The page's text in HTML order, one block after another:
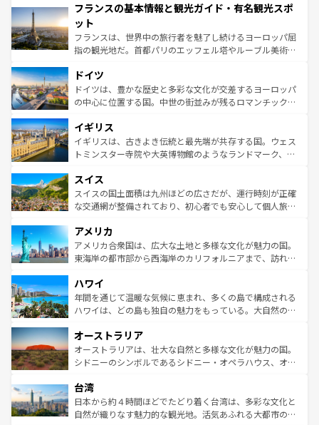
ませてくれるイタリアで、忘れられない旅をしてみよう！
なお、新着のイタリア情報は
しい。
文化が根付くこの国では、情熱的なフラメンコ、熱気あふ
れる闘牛、そして美味しいタパスが生活の一部となってい
る。首都マドリードの洗練された雰囲気や、バルセロナの
アートに溢れた街角から、地方では古代ローマ遺跡や中世
せる。地方によって風土や気候が異なるスペインはその個
性で訪れる人を魅了する。 なお、新着のスペイン情報は コ
ンテンツ一覧を参照してほしい。
フランスの基本情報と観光ガイド・有名観光スポ
ット
フランスは、世界中の旅行者を魅了し続けるヨーロッパ屈
指の観光地だ。首都パリのエッフェル塔やルーブル美術館
で、幅広い魅力が詰まっている。華麗な宮殿、歴史的な大
聖堂、美しいビーチ、そして豊かな自然が、訪れる者を心
から魅了する。また、フランスは美食の国としても知ら
いる。シャンパンの発祥地であるランス、プロヴァンスの
香り高いラベンダー畑など、多彩な楽しみ方が可能だ。さ
らに、パリ以外の地域にも魅力が溢れており、どの街角に
れる地方に足を運ぶとそれぞれで全く異なる文化を体験で
きるだろう。 なお、新着のフランス情報はコンテンツ一覧
を参照してほしい。
ドイツ
ドイツは、豊かな歴史と多彩な文化が交差するヨーロッパ
の中心に位置する国。中世の街並みが残るロマンチック街
顔を持つこの国は、どこを歩いても飽きることがない。ベ
ルリンの文化的活気、バイエルン州のアルプスの絶景、そ
してライン川沿いのワイン畑といった風景は必見。ビール
は、お酒好きな人にはぜひ体験してほしい。 なお、新着の
ドイツ情報はコンテンツ一覧を参照してほしい。
イギリス
イギリスは、古きよき伝統と最先端が共存する国。ウェス
トミンスター寺院や大英博物館のようなランドマーク、歴
リアごとに異なる魅力がある。また、優雅なアフタヌーン
ティー、ビール好きにはたまらない英国パブ、サッカー観
戦など、本場だからこそできる体験も豊富。イギリスを旅
ンツ一覧を参照してほしい。
スイス
スイスの国土面積は九州ほどの広さだが、運行時刻が正確
な交通網が整備されており、初心者でも安心して個人旅行
の建物がそのまま残る町や、スイスならではのユニークな
博物館もあり、アルプス観光だけでなく町歩きも満喫する
ことができる。国民の所得が高いため物価も高いが、旅行
ば市内交通費無料で観光を楽しむこともできる。 なお、新
着のスイス情報はコンテンツ一覧 を参照してほしい。
アメリカ
アメリカ合衆国は、広大な土地と多様な文化が魅力の国。
東海岸の都市部から西海岸のカリフォルニアまで、訪れる
のような巨大都市は、観光、ショッピング、エンターテイ
ンメントが詰まった刺激的なスポットだ。一方、アメリカ
西部には大自然が広がり、グランドキャニオンやイエロー
部のニューオーリンズでは、音楽と美食が融合した独特の
文化が魅力。旅行者はアメリカの各地域で異なる魅力を楽
しみながら、その多様性と豊かな歴史を感じることができ
ならではの贅沢な旅のスタイルだ。 なお、新着のアメリカ
情報はコンテンツ一覧を参照してほしい。
ハワイ
年間を通じて温暖な気候に恵まれ、多くの島で構成される
ハワイは、どの島も独自の魅力をもっている。大自然の神
ワイ島は見逃せない。また、定番の観光地といえばオアフ
島だが、静かな自然を求めるならマウイ島やカウアイ島が
おすすめ。エメラルドグリーンに輝く海をはじめ、豊かな
れるおもてなしの心で訪れる人々を迎えてくれるハワイの
人々、おいしいローカルフードやハワイアンミュージッ
ク、伝統的なフラダンスなど、すべてがハワイの魅力を彩
オーストラリア
オーストラリアは、壮大な自然と多様な文化が魅力の国。
シドニーのシンボルであるシドニー・オペラハウス、オー
リアリーフや大陸中央部にそびえるウルル（エアーズロッ
ク）、タスマニアの美しい原生林やケアンズの熱帯雨林な
ど、見どころがたくさん。また、カフェやワイン、オージ
台湾
日本から約４時間ほどでたどり着く台湾は、多彩な文化と
自然が織りなす魅力的な観光地。活気あふれる大都市の台